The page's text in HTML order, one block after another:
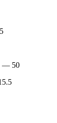
— 50